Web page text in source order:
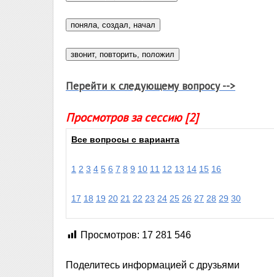
Перейти к следующему вопросу -->
Просмотров за сессию [2]
Все вопросы с варианта
1 2 3 4 5 6 7 8 9 10 11 12 13 14 15 16
17 18 19 20 21 22 23 24 25 26 27 28 29 30
Просмотров: 17 281 546
Поделитесь информацией с друзьями